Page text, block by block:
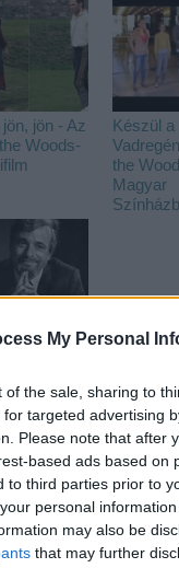
My Personal
of the sale, sharing to
targeted advertising
Please note that after
based ads based
to third parties prior to
personal
may also be
that may further
jön - Az
Woods-
Készül a
the
Magyar
Todd